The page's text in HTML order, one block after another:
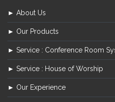
► About Us
► Our Products
► Service : Conference Room
► Service : House of Worship
► Our Experience